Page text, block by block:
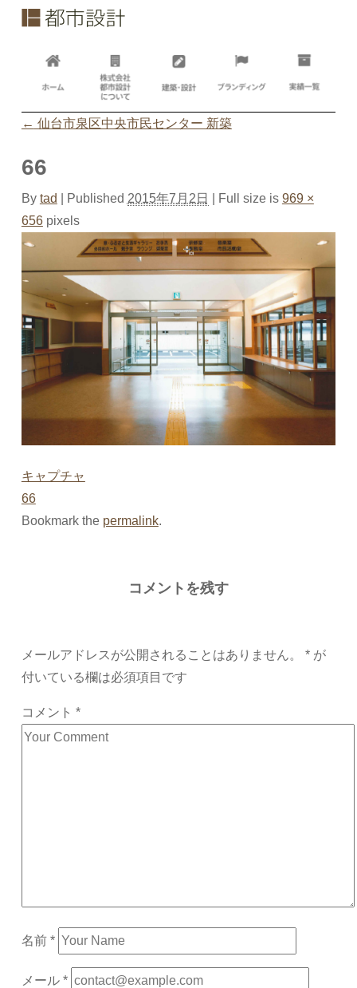
← 仙台市泉区中央市民センター 新築
66
By tad Published 2015年7月2日 | Full size is 969 ×
656pixels
キャプチャ
66
Bookmark the permalink.
コメントを残す
メールアドレスが公開されることはありません。 *が
付いている欄は必須項目です
コメント *
名前 *
メール *